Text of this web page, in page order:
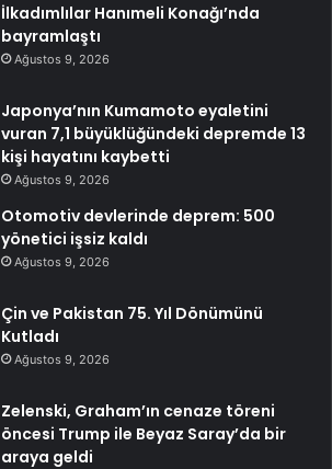
İlkadımlılar Hanımeli Konağı’nda
bayramlaştı
Ağustos 9, 2026
Japonya’nın Kumamoto eyaletini
vuran 7,1 büyüklüğündeki depremde 13
kişi hayatını kaybetti
Ağustos 9, 2026
Otomotiv devlerinde deprem: 500
yönetici işsiz kaldı
Ağustos 9, 2026
Çin ve Pakistan 75. Yıl Dönümünü
Kutladı
Ağustos 9, 2026
Zelenski, Graham’ın cenaze töreni
öncesi Trump ile Beyaz Saray’da bir
araya geldi